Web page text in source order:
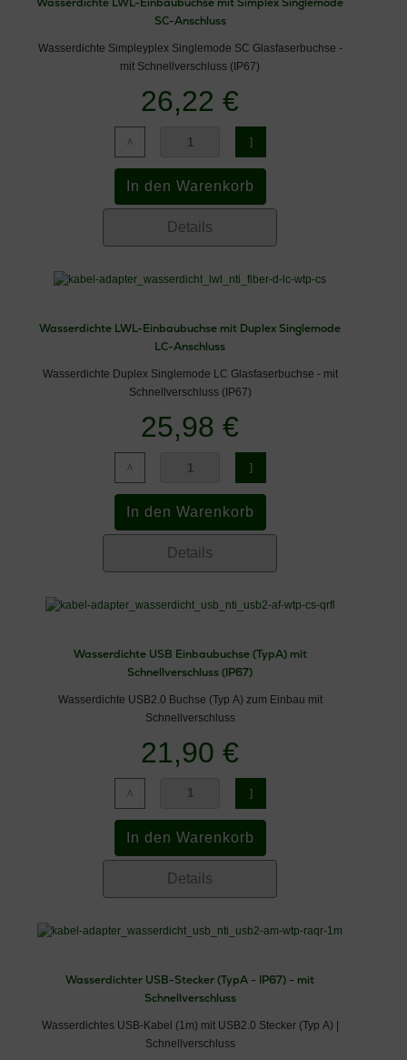
Wasserdichte LWL-Einbaubuchse mit Simplex Singlemode
SC-Anschluss
Wasserdichte Simpleyplex Singlemode SC Glasfaserbuchse -
mit Schnellverschluss (IP67)
26,22 €
Details
Wasserdichte LWL-Einbaubuchse mit Duplex Singlemode
LC-Anschluss
Wasserdichte Duplex Singlemode LC Glasfaserbuchse - mit
Schnellverschluss (IP67)
25,98 €
Details
Wasserdichte USB Einbaubuchse (TypA) mit
Schnellverschluss (IP67)
Wasserdichte USB2.0 Buchse (Typ A) zum Einbau mit
Schnellverschluss
21,90 €
Details
Wasserdichter USB-Stecker (TypA - IP67) - mit
Schnellverschluss
Wasserdichtes USB-Kabel (1m) mit USB2.0 Stecker (Typ A) |
Schnellverschluss